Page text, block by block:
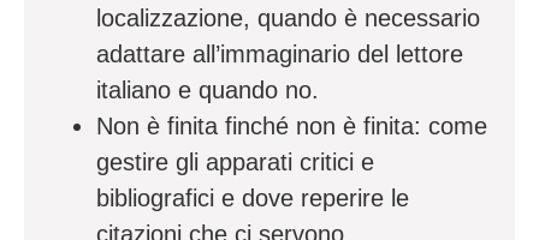
localizzazione, quando è necessario
adattare all’immaginario del lettore
italiano e quando no.
Non è finita finché non è finita: come
gestire gli apparati critici e
bibliografici e dove reperire le
citazioni che ci servono.